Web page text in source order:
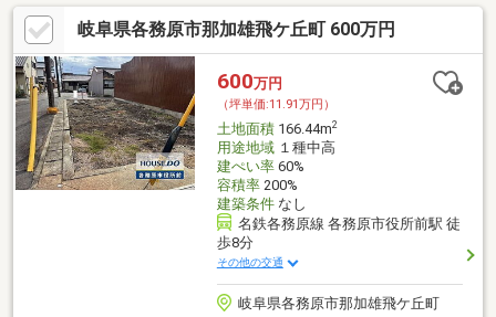
岐阜県各務原市那加雄飛ケ丘町 600万円
600万円
（坪単価:11.91万円）
土地面積166.44m2
用途地域１種中高
建ぺい率60%
容積率200%
建築条件なし
名鉄各務原線 各務原市役所前駅 徒
歩8分
その他の交通
岐阜県各務原市那加雄飛ケ丘町